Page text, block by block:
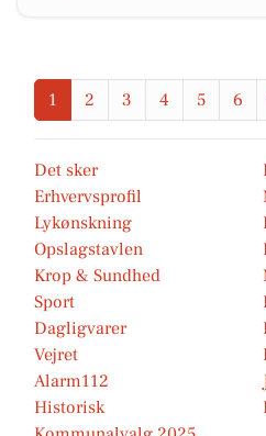
1 2 3 4 5 6
Det sker
Erhvervsprofil
Lykønskning
Opslagstavlen
Krop & Sundhed
Sport
Dagligvarer
Vejret
Alarm112
Historisk